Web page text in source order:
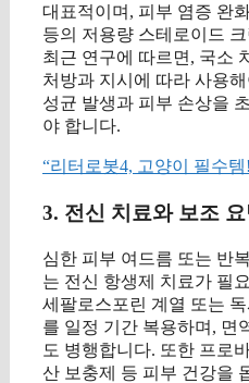
대표적이며, 피부 염증 완
등의 저용량 스테로이드
최근 연구에 따르면, 국소
처방과 지시에 따라 사용
성균 발생과 피부 손상을
야 합니다.
“리터로봇4, 고양이 필수
3. 전신 치료와 보조 요
심한 피부 여드름 또는 반
는 전신 항생제 치료가 필
세팔로스포린 계열 또는
를 일정 기간 복용하며, 면
도 병행합니다. 또한 프로
산 보충제 등 피부 건강을